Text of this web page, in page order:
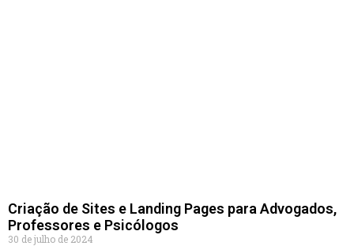
Criação de Sites e Landing Pages para Advogados,
Professores e Psicólogos
30 de julho de 2024